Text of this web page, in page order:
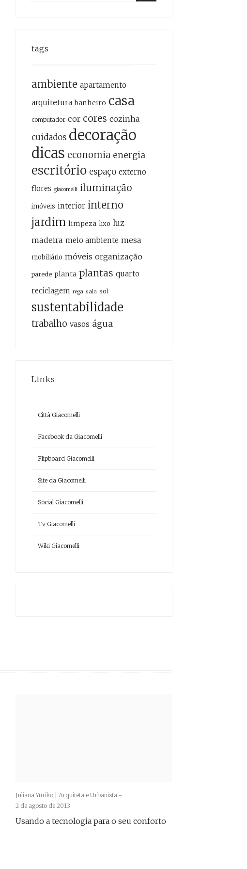
tags
ambiente apartamento
arquitetura banheiro casa
computador cor cores cozinha
cuidados decoração
dicas economia energia
escritório espaço externo
flores giacomelli iluminação
imóveis interior interno
jardim limpeza lixo luz
madeira meio ambiente mesa
mobiliário móveis organização
parede planta plantas quarto
reciclagem rega sala sol
sustentabilidade
trabalho vasos água
Links
Città Giacomelli
Facebook da Giacomelli
Flipboard Giacomelli
Site da Giacomelli
Social Giacomelli
Tv Giacomelli
Wiki Giacomelli
Juliana Yuriko | Arquiteta e Urbanista -
2 de agosto de 2013
Usando a tecnologia para o seu conforto